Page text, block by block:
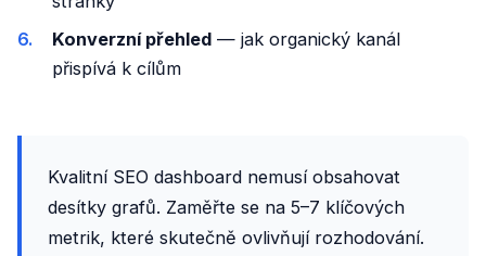
Konverzní přehled — jak organický kanál
přispívá k cílům
Kvalitní SEO dashboard nemusí obsahovat
desítky grafů. Zaměřte se na 5–7 klíčových
metrik, které skutečně ovlivňují rozhodování.